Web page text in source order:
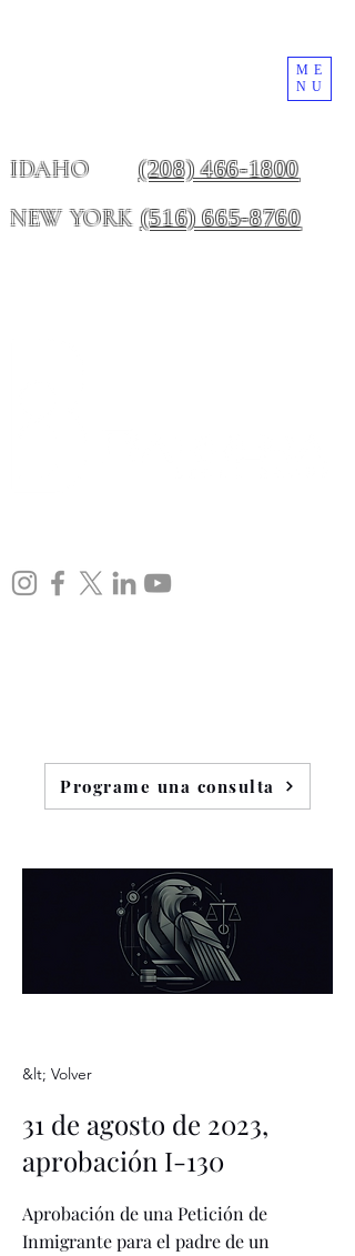
ME
NU
IDAHO(208) 466-1800
NEW YORK (516) 665-8760
Programe una consulta
&lt; Volver
31 de agosto de 2023,
aprobación I-130
Aprobación de una Petición de
Inmigrante para el padre de un